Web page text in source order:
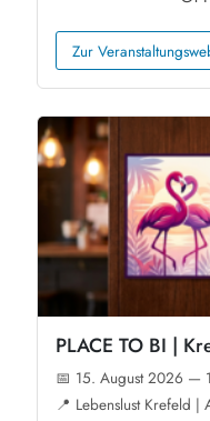
Zur
PLACE TO BI |
📅 15. August 2026 —
📍 Lebenslust Krefeld |